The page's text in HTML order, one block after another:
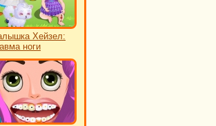
Хейзел:
ноги